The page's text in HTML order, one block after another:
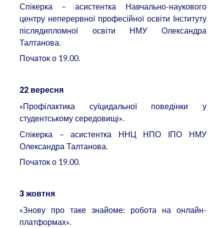
Спікерка – асистентка Навчально-наукового
центру неперервної професійної освіти Інституту
післядипломної освіти НМУ Олександра
Талтанова.
Початок о 19.00.
22 вересня
«Профілактика суїцидальної поведінки у
студентському середовищі».
Спікерка – асистентка ННЦ НПО ІПО НМУ
Олександра Талтанова.
Початок о 19.00.
3 жовтня
«Знову про таке знайоме: робота на онлайн-
платформах».